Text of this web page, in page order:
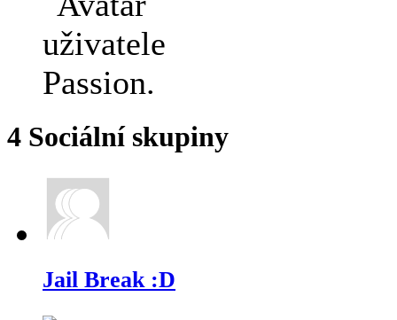
4 Sociální skupiny
Jail Break :D